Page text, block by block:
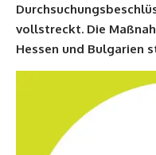
vollstreckt. Die
Hessen und Bulgarien